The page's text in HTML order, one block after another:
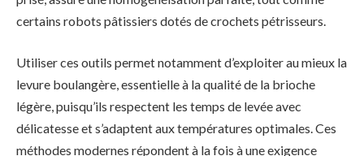
certains robots pâtissiers dotés de crochets pétrisseurs.
Utiliser ces outils permet notamment d’exploiter au mieux la
levure boulangère, essentielle à la qualité de la brioche
légère, puisqu’ils respectent les temps de levée avec
délicatesse et s’adaptent aux températures optimales. Ces
méthodes modernes répondent à la fois à une exigence